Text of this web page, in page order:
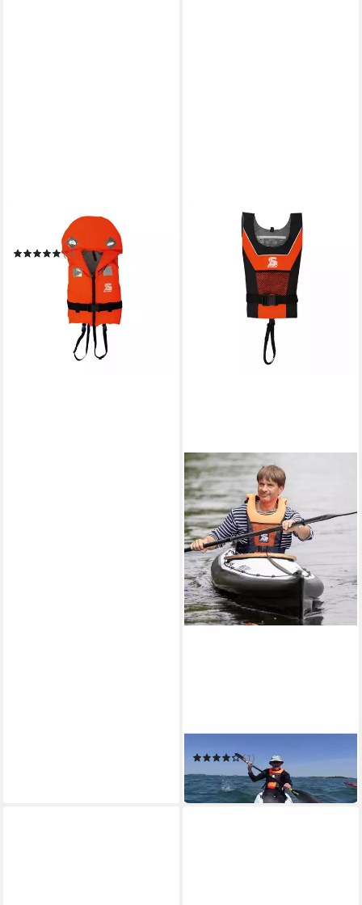
Schwimmweste Bravo
(1)
ab 46,99 €
in 4-5 Werktagen bei dir
Schwimmweste Vivo 50N
(1)
44,90 €
in 4-5 Werktagen bei dir